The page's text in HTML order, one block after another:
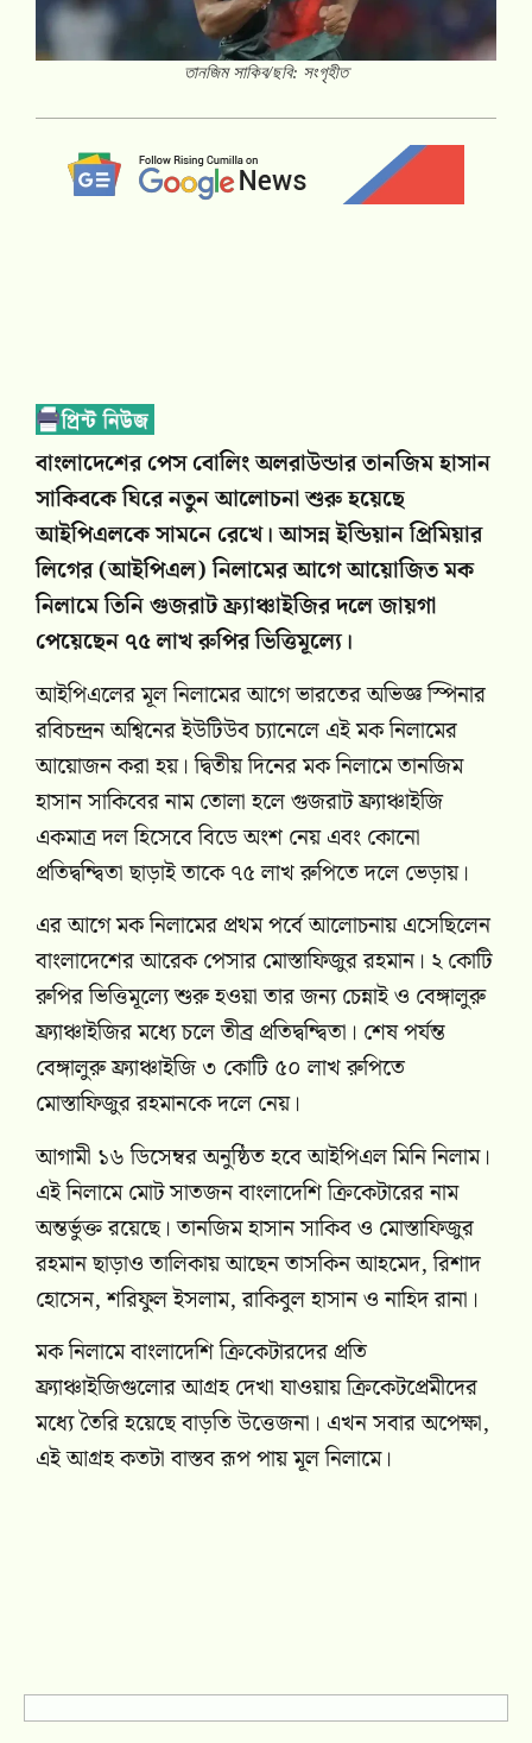
তানজিম সাকিব/ছবি: সংগৃহীত
বাংলাদেশের পেস বোলিং অলরাউন্ডার তানজিম হাসান
সাকিবকে ঘিরে নতুন আলোচনা শুরু হয়েছে
আইপিএলকে সামনে রেখে। আসন্ন ইন্ডিয়ান প্রিমিয়ার
লিগের (আইপিএল) নিলামের আগে আয়োজিত মক
নিলামে তিনি গুজরাট ফ্র্যাঞ্চাইজির দলে জায়গা
পেয়েছেন ৭৫ লাখ রুপির ভিত্তিমূল্যে।
আইপিএলের মূল নিলামের আগে ভারতের অভিজ্ঞ স্পিনার
রবিচন্দ্রন অশ্বিনের ইউটিউব চ্যানেলে এই মক নিলামের
আয়োজন করা হয়। দ্বিতীয় দিনের মক নিলামে তানজিম
হাসান সাকিবের নাম তোলা হলে গুজরাট ফ্র্যাঞ্চাইজি
একমাত্র দল হিসেবে বিডে অংশ নেয় এবং কোনো
প্রতিদ্বন্দ্বিতা ছাড়াই তাকে ৭৫ লাখ রুপিতে দলে ভেড়ায়।
এর আগে মক নিলামের প্রথম পর্বে আলোচনায় এসেছিলেন
বাংলাদেশের আরেক পেসার মোস্তাফিজুর রহমান। ২ কোটি
রুপির ভিত্তিমূল্যে শুরু হওয়া তার জন্য চেন্নাই ও বেঙ্গালুরু
ফ্র্যাঞ্চাইজির মধ্যে চলে তীব্র প্রতিদ্বন্দ্বিতা। শেষ পর্যন্ত
বেঙ্গালুরু ফ্র্যাঞ্চাইজি ৩ কোটি ৫০ লাখ রুপিতে
মোস্তাফিজুর রহমানকে দলে নেয়।
আগামী ১৬ ডিসেম্বর অনুষ্ঠিত হবে আইপিএল মিনি নিলাম।
এই নিলামে মোট সাতজন বাংলাদেশি ক্রিকেটারের নাম
অন্তর্ভুক্ত রয়েছে। তানজিম হাসান সাকিব ও মোস্তাফিজুর
রহমান ছাড়াও তালিকায় আছেন তাসকিন আহমেদ, রিশাদ
হোসেন, শরিফুল ইসলাম, রাকিবুল হাসান ও নাহিদ রানা।
মক নিলামে বাংলাদেশি ক্রিকেটারদের প্রতি
ফ্র্যাঞ্চাইজিগুলোর আগ্রহ দেখা যাওয়ায় ক্রিকেটপ্রেমীদের
মধ্যে তৈরি হয়েছে বাড়তি উত্তেজনা। এখন সবার অপেক্ষা,
এই আগ্রহ কতটা বাস্তব রূপ পায় মূল নিলামে।